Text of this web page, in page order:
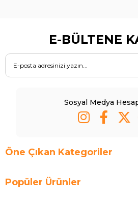
E-BÜLTENE
Sosyal Medya
Öne Çıkan Kategoriler
Popüler Ürünler